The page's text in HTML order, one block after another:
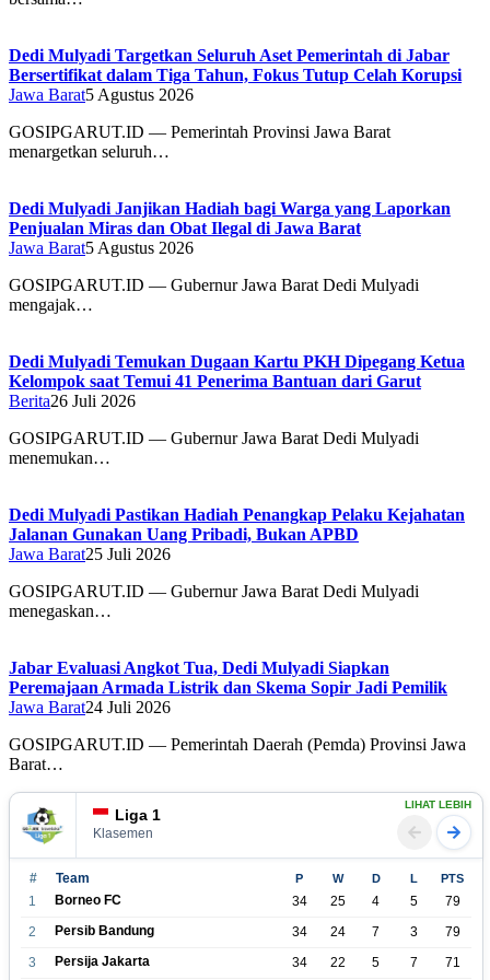
Dedi Mulyadi Targetkan Seluruh Aset Pemerintah di Jabar
Bersertifikat dalam Tiga Tahun, Fokus Tutup Celah Korupsi
Jawa Barat5 Agustus 2026
GOSIPGARUT.ID — Pemerintah Provinsi Jawa Barat
menargetkan seluruh…
Dedi Mulyadi Janjikan Hadiah bagi Warga yang Laporkan
Penjualan Miras dan Obat Ilegal di Jawa Barat
Jawa Barat5 Agustus 2026
GOSIPGARUT.ID — Gubernur Jawa Barat Dedi Mulyadi
mengajak…
Dedi Mulyadi Temukan Dugaan Kartu PKH Dipegang Ketua
Kelompok saat Temui 41 Penerima Bantuan dari Garut
Berita26 Juli 2026
GOSIPGARUT.ID — Gubernur Jawa Barat Dedi Mulyadi
menemukan…
Dedi Mulyadi Pastikan Hadiah Penangkap Pelaku Kejahatan
Jalanan Gunakan Uang Pribadi, Bukan APBD
Jawa Barat25 Juli 2026
GOSIPGARUT.ID — Gubernur Jawa Barat Dedi Mulyadi
menegaskan…
Jabar Evaluasi Angkot Tua, Dedi Mulyadi Siapkan
Peremajaan Armada Listrik dan Skema Sopir Jadi Pemilik
Jawa Barat24 Juli 2026
GOSIPGARUT.ID — Pemerintah Daerah (Pemda) Provinsi Jawa
Barat…
Liga 1
Klasemen
LIHAT LEBIH
# Team P W D L PTS
1 Borneo FC 34 25 4 5
79
2
Persib Bandung 34 24 7 3
79
3
Persija Jakarta 34 22 5 7
71